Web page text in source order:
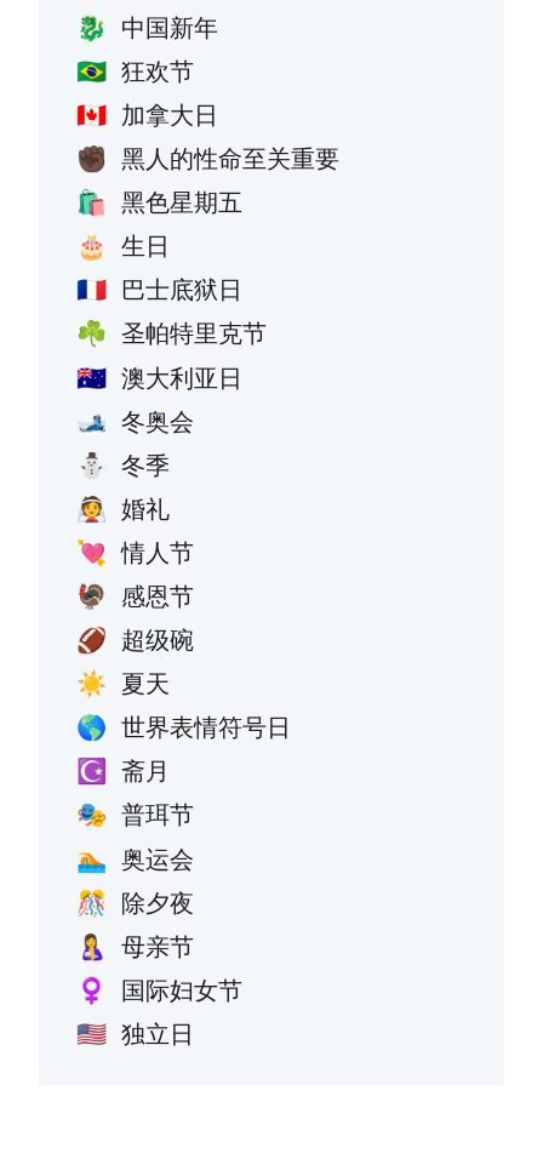
🐉 中国新年
🇧🇷 狂欢节
🇨🇦 加拿大日
✊🏿 黑人的性命至关重要
🛍️ 黑色星期五
🎂 生日
🇫🇷 巴士底狱日
☘️ 圣帕特里克节
🇦🇺 澳大利亚日
🎿 冬奥会
⛄ 冬季
👰 婚礼
💘 情人节
🦃 感恩节
🏈 超级碗
☀️ 夏天
🌎 世界表情符号日
☪️ 斋月
🎭 普珥节
🏊 奥运会
🎊 除夕夜
🤱 母亲节
♀️ 国际妇女节
🇺🇸 独立日